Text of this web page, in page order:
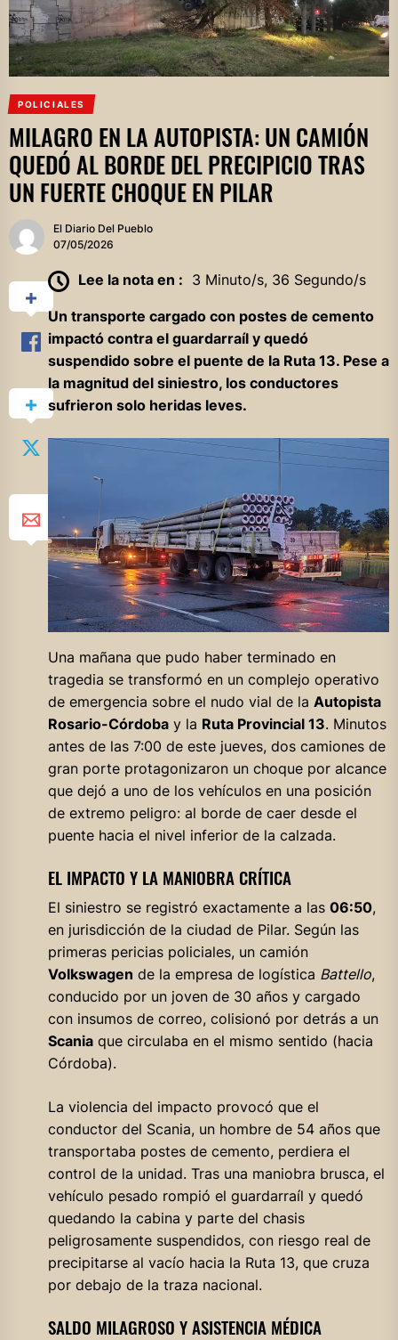
POLICIALES
MILAGRO EN LA AUTOPISTA: UN CAMIÓN
QUEDÓ AL BORDE DEL PRECIPICIO TRAS
UN FUERTE CHOQUE EN PILAR
El Diario Del Pueblo
07/05/2026
Lee la nota en : 3 Minuto/s, 36 Segundo/s
Un transporte cargado con postes de cemento
impactó contra el guardarraíl y quedó
suspendido sobre el puente de la Ruta 13. Pese a
la magnitud del siniestro, los conductores
sufrieron solo heridas leves.
Una mañana que pudo haber terminado en
tragedia se transformó en un complejo operativo
de emergencia sobre el nudo vial de la Autopista
Rosario-Córdobay la Ruta Provincial 13. Minutos
antes de las 7:00 de este jueves, dos camiones de
gran porte protagonizaron un choque por alcance
que dejó a uno de los vehículos en una posición
de extremo peligro: al borde de caer desde el
puente hacia el nivel inferior de la calzada.
EL IMPACTO Y LA MANIOBRA CRÍTICA
El siniestro se registró exactamente a las 06:50,
en jurisdicción de la ciudad de Pilar. Según las
primeras pericias policiales, un camión
Volkswagen de la empresa de logística Battello,
conducido por un joven de 30 años y cargado
con insumos de correo, colisionó por detrás a un
Scaniaque circulaba en el mismo sentido (hacia
Córdoba).
La violencia del impacto provocó que el
conductor del Scania, un hombre de 54 años que
transportaba postes de cemento, perdiera el
control de la unidad. Tras una maniobra brusca, el
vehículo pesado rompió el guardarraíl y quedó
quedando la cabina y parte del chasis
peligrosamente suspendidos, con riesgo real de
precipitarse al vacío hacia la Ruta 13, que cruza
por debajo de la traza nacional.
SALDO MILAGROSO Y ASISTENCIA MÉDICA